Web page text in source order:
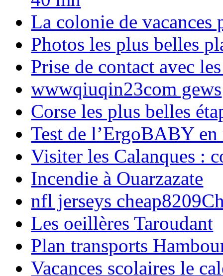
La colonie de vacances
Photos les plus belles
Prise de contact avec
wwwqiuqin23com gews
Corse les plus belles
Test de l’ErgoBABY en
Visiter les Calanques :
Incendie à Ouarzazate
nfl jerseys
Les oeillères Taroudant
Plan transports
Vacances scolaires le